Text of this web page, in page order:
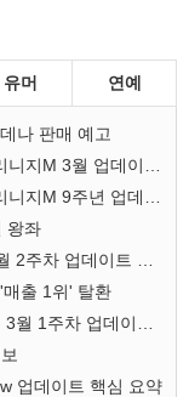
유머 연예
나 판매 예고
왕좌
출 1위' 탈환
업데이트 핵심 요약